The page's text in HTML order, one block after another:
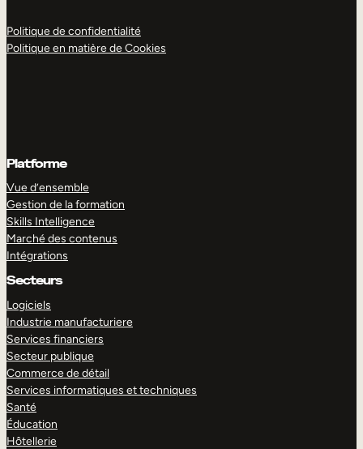
Politique de confidentialité
Politique en matière de Cookies
Platforme
Vue d’ensemble
Gestion de la formation
Skills Intelligence
Marché des contenus
Intégrations
Secteurs
Logiciels
Industrie manufacturiere
Services financiers
Secteur publique
Commerce de détail
Services informatiques et techniques
Santé
Éducation
Hôtellerie